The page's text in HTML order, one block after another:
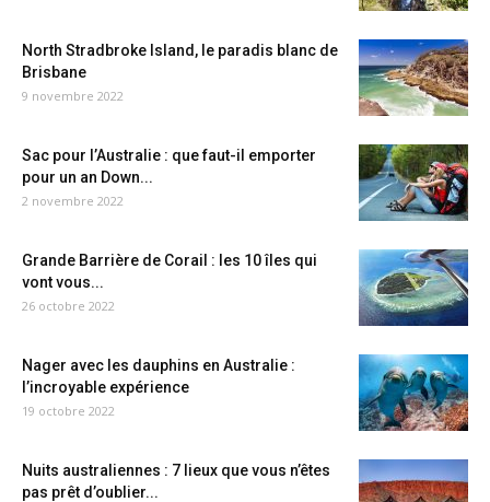
North Stradbroke Island, le paradis blanc de
Brisbane
9 novembre 2022
Sac pour l’Australie : que faut-il emporter
pour un an Down...
2 novembre 2022
Grande Barrière de Corail : les 10 îles qui
vont vous...
26 octobre 2022
Nager avec les dauphins en Australie :
l’incroyable expérience
19 octobre 2022
Nuits australiennes : 7 lieux que vous n’êtes
pas prêt d’oublier...